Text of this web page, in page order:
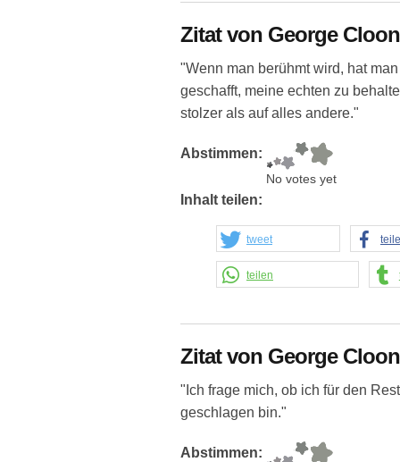
Zitat von George
"Wenn man berühmt wird, hat
geschafft, meine echten zu
stolzer als auf alles andere."
Abstimmen:
No votes yet
Inhalt teilen:
tweet
teilen
Zitat von George
"Ich frage mich, ob ich für den
geschlagen bin."
Abstimmen: